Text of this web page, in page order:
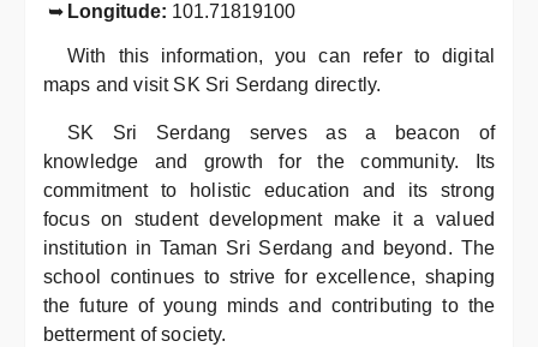
Longitude: 101.71819100
With this information, you can refer to digital
maps and visit SK Sri Serdang directly.
SK Sri Serdang serves as a beacon of
knowledge and growth for the community. Its
commitment to holistic education and its strong
focus on student development make it a valued
institution in Taman Sri Serdang and beyond. The
school continues to strive for excellence, shaping
the future of young minds and contributing to the
betterment of society.